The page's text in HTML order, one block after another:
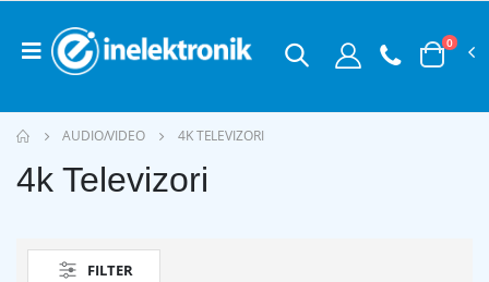
0
AUDIO/VIDEO 4K TELEVIZORI
4k Televizori
FILTER